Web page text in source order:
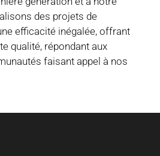
des projets de
efficacité inégalée, offrant
qualité, répondant aux
faisant appel à nos